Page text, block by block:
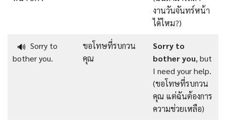
งานวันจันทร์หน้า
ได้ไหม?)
🔊 Sorry to
bother you.
ขอโทษที่รบกวน
คุณ
Sorry to
botheryou, but
I need your help.
(ขอโทษที่รบกวน
คุณ แต่ฉันต้องการ
ความช่วยเหลือ)